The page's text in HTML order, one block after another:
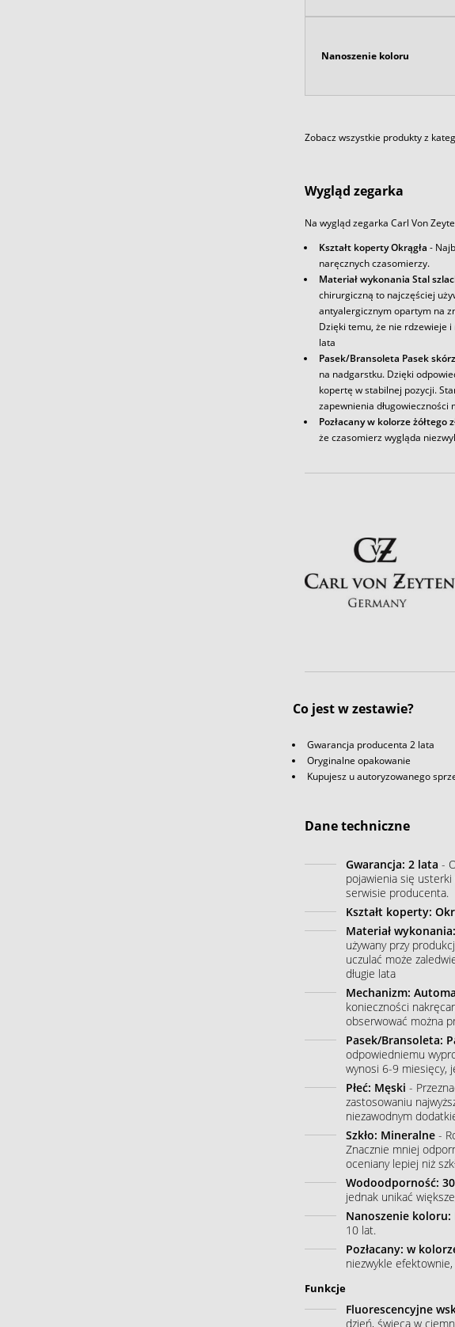
Nanoszenie koloru
Zobacz wszystkie produkty z
Wygląd zegarka
Na wygląd zegarka Carl Von
Kształt koperty Okrągła -
naręcznych czasomierzy.
Materiał wykonania Stal
chirurgiczną to najczęściej
antyalergicznym opartym na
Dzięki temu, że nie rdzewieje
lata
Pasek/Bransoleta Pasek
na nadgarstku. Dzięki
kopertę w stabilnej pozycji.
zapewnienia
Pozłacany w kolorze żółtego
że czasomierz wygląda
Co jest w zestawie?
Gwarancja producenta 2 lata
Oryginalne opakowanie
Kupujesz u autoryzowanego
Dane techniczne
Gwarancja: 2 lata -
pojawienia się usterki
serwisie producenta.
Kształt koperty:
Materiał
używany przy
uczulać może
długie lata
Mechanizm:
konieczności
obserwować można
Pasek/Bransoleta:
odpowiedniemu
wynosi 6-9 miesięcy,
Płeć: Męski -
zastosowaniu
niezawodnym
Szkło: Mineralne-
Znacznie mniej
oceniany lepiej niż
Wodoodporność:
jednak unikać
Nanoszenie koloru:
10 lat.
Pozłacany: w
niezwykle
Funkcje
Fluorescencyjne
dzień, świecą w